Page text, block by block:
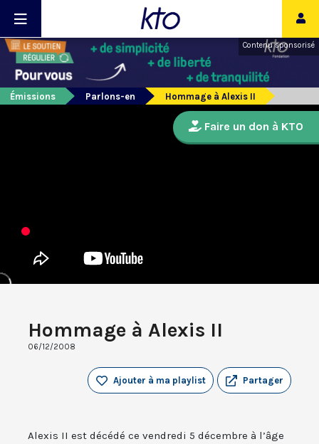
Contenu sponsorisé
Émissions Parlons-en Hommage à Alexis II
Hommage à Alexis II
06/12/2008
Partager
Ajouter à ma playlist
Alexis II est décédé ce vendredi 5 décembre à l’âge
Faire un don à KTO